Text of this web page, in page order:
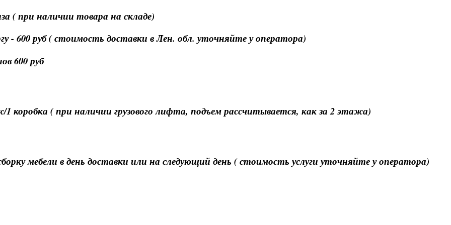
( при наличии товара на складе)
- 600 руб ( стоимость доставки в Лен. обл. уточняйте у оператора)
600 руб
коробка ( при наличии грузового лифта, подъем рассчитывается, как за 2 этажа)
мебели в день доставки или на следующий день ( стоимость услуги уточняйте у оператора)